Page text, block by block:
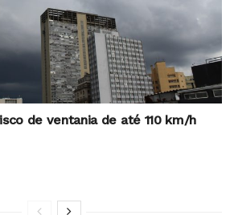
de ventania de até 110 km/h